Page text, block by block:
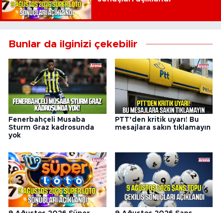
Bunlar da ilginizi çekebilir
Fenerbahçeli Musaba
Sturm Graz kadrosunda
yok
PTT’den kritik uyarı! Bu
mesajlara sakın tıklamayın